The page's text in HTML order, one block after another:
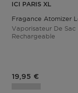
ICI PARIS XL
Fragance Atomizer
Vaporisateur De Sac
Rechargeable
Prix du produit
19,95 €